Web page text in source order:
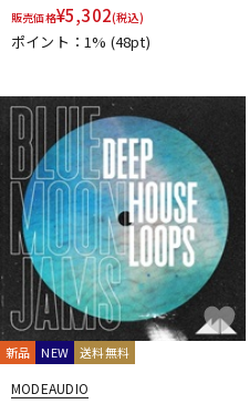
販売価格¥5,302(税込)
ポイント：1% (48pt)
新品 NEW 送料無料
MODEAUDIO